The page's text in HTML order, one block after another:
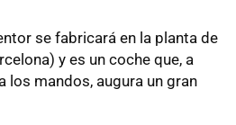
se fabricará en la planta de
y es un coche que, a
los mandos, augura un gran